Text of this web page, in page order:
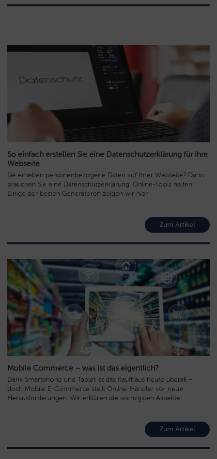
So einfach erstellen Sie eine Datenschutzerklärung für Ihre
Webseite
Sie erheben personenbezogene Daten auf Ihrer Webseite? Dann
brauchen Sie eine Datenschutzerklärung. Online-Tools helfen.
Einige der besten Generatoren zeigen wir hier.
Zum Artikel
Mobile Commerce – was ist das eigentlich?
Dank Smartphone und Tablet ist das Kaufhaus heute überall –
doch Mobile E-Commerce stellt Online-Händler vor neue
Herausforderungen. Wir erklären die wichtigsten Aspekte.
Zum Artikel